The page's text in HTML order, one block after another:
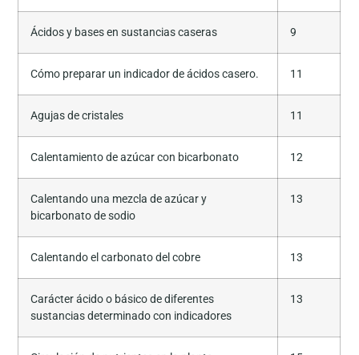
Ácidos y bases en sustancias caseras 9
Cómo preparar un indicador de ácidos casero. 11
Agujas de cristales 11
Calentamiento de azúcar con bicarbonato 12
Calentando una mezcla de azúcar y
bicarbonato de sodio
13
Calentando el carbonato del cobre 13
Carácter ácido o básico de diferentes
sustancias determinado con indicadores
13